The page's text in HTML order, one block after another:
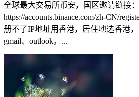
全球最大交易所币安，国区邀请链接：
https://accounts.binance.com/zh-CN/
册不了IP地址用香港，居住地选香港
gmail、outlook。...